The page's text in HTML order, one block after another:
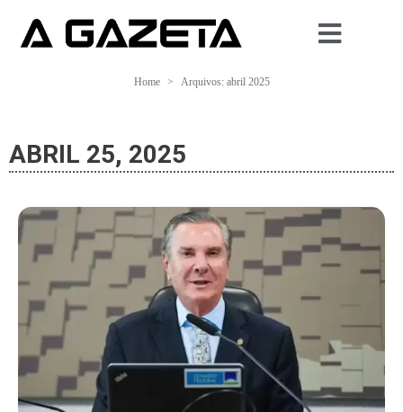
Home Arquivos: abril 2025
ABRIL 25, 2025